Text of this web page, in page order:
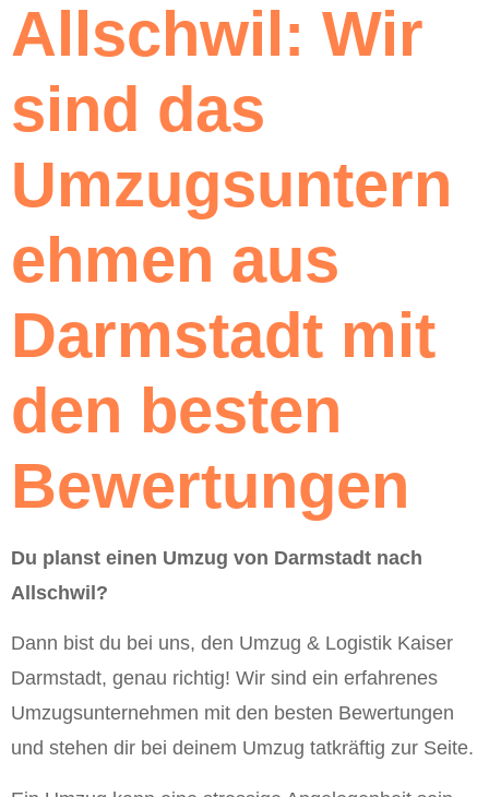
Allschwil: Wir
sind das
Umzugsuntern
ehmen aus
Darmstadt mit
den besten
Bewertungen
Du planst einen Umzug von Darmstadt nach
Allschwil?
Dann bist du bei uns, den Umzug & Logistik Kaiser
Darmstadt, genau richtig! Wir sind ein erfahrenes
Umzugsunternehmen mit den besten Bewertungen
und stehen dir bei deinem Umzug tatkräftig zur Seite.